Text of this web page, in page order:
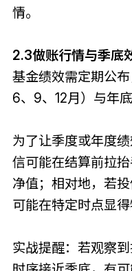
情。
2.3做账行情与季底
基金绩效需定期公
6、9、12月）与年
为了让季度或年度
信可能在结算前拉
净值；相对地，若
可能在特定时点显得
实战提醒：若观察